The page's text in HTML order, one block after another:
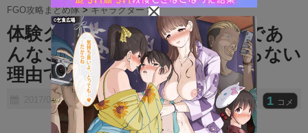
u
t
e
FGO攻略まとめ隊 >キャラクター >
体験クエでアラフィフはなんであ
んなことしたの？ ⇒ くだらない
理由でワロタｗｗｗｗ
2017/08/01 1 コメ